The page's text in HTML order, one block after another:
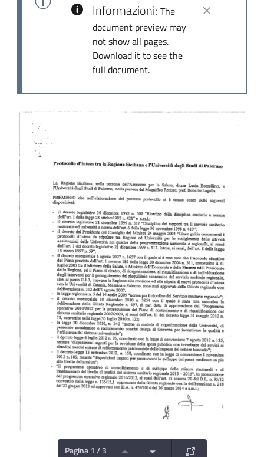
Informazioni: The
document preview may
not show all pages.
Download it to see the
full document.
Pagina 1 / 3